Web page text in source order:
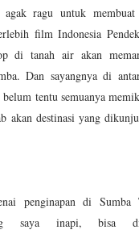
agak ragu untuk
film Indonesia
di tanah air akan
Dan sayangnya di
tentu semuanya
akan destinasi yang
penginapan di Sumba
saya inapi, bisa